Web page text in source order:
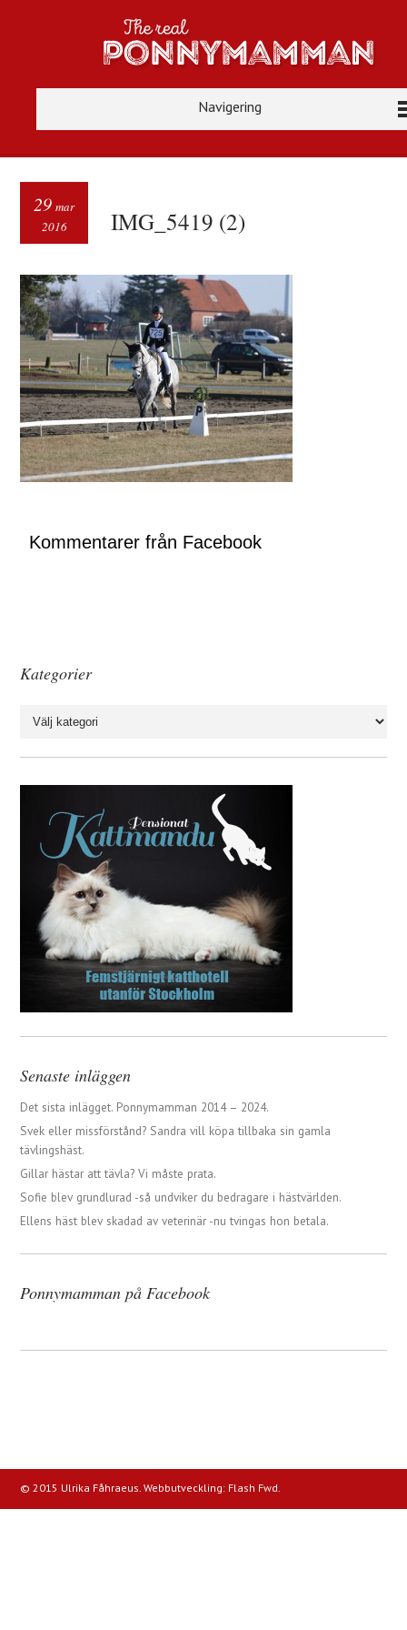
Navigering
IMG_5419 (2)
29 mar
2016
Kommentarer från Facebook
Kategorier
Senaste inläggen
Det sista inlägget. Ponnymamman 2014 – 2024.
Svek eller missförstånd? Sandra vill köpa tillbaka sin gamla
tävlingshäst.
Gillar hästar att tävla? Vi måste prata.
Sofie blev grundlurad -så undviker du bedragare i hästvärlden.
Ellens häst blev skadad av veterinär -nu tvingas hon betala.
Ponnymamman på Facebook
© 2015 Ulrika Fåhraeus. Webbutveckling: Flash Fwd.